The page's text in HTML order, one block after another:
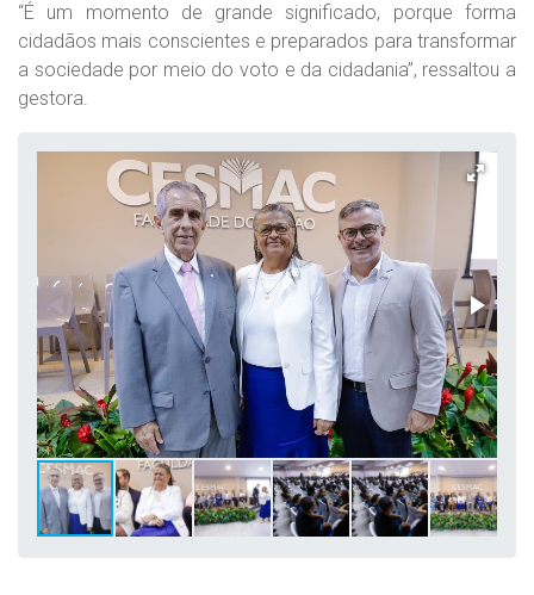
“É um momento de grande significado, porque forma
cidadãos mais conscientes e preparados para transformar
a sociedade por meio do voto e da cidadania”, ressaltou a
gestora.